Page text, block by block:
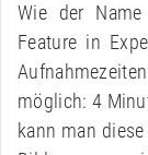
Wie der
Feature in
möglich: 4
kann man